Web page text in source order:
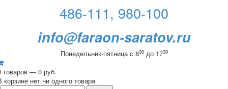
486-111, 980-100
info@faraon-saratov.ru
Понедельник-пятница с 830до 1730
товаров — 0 руб.
корзине нет ни одного товара